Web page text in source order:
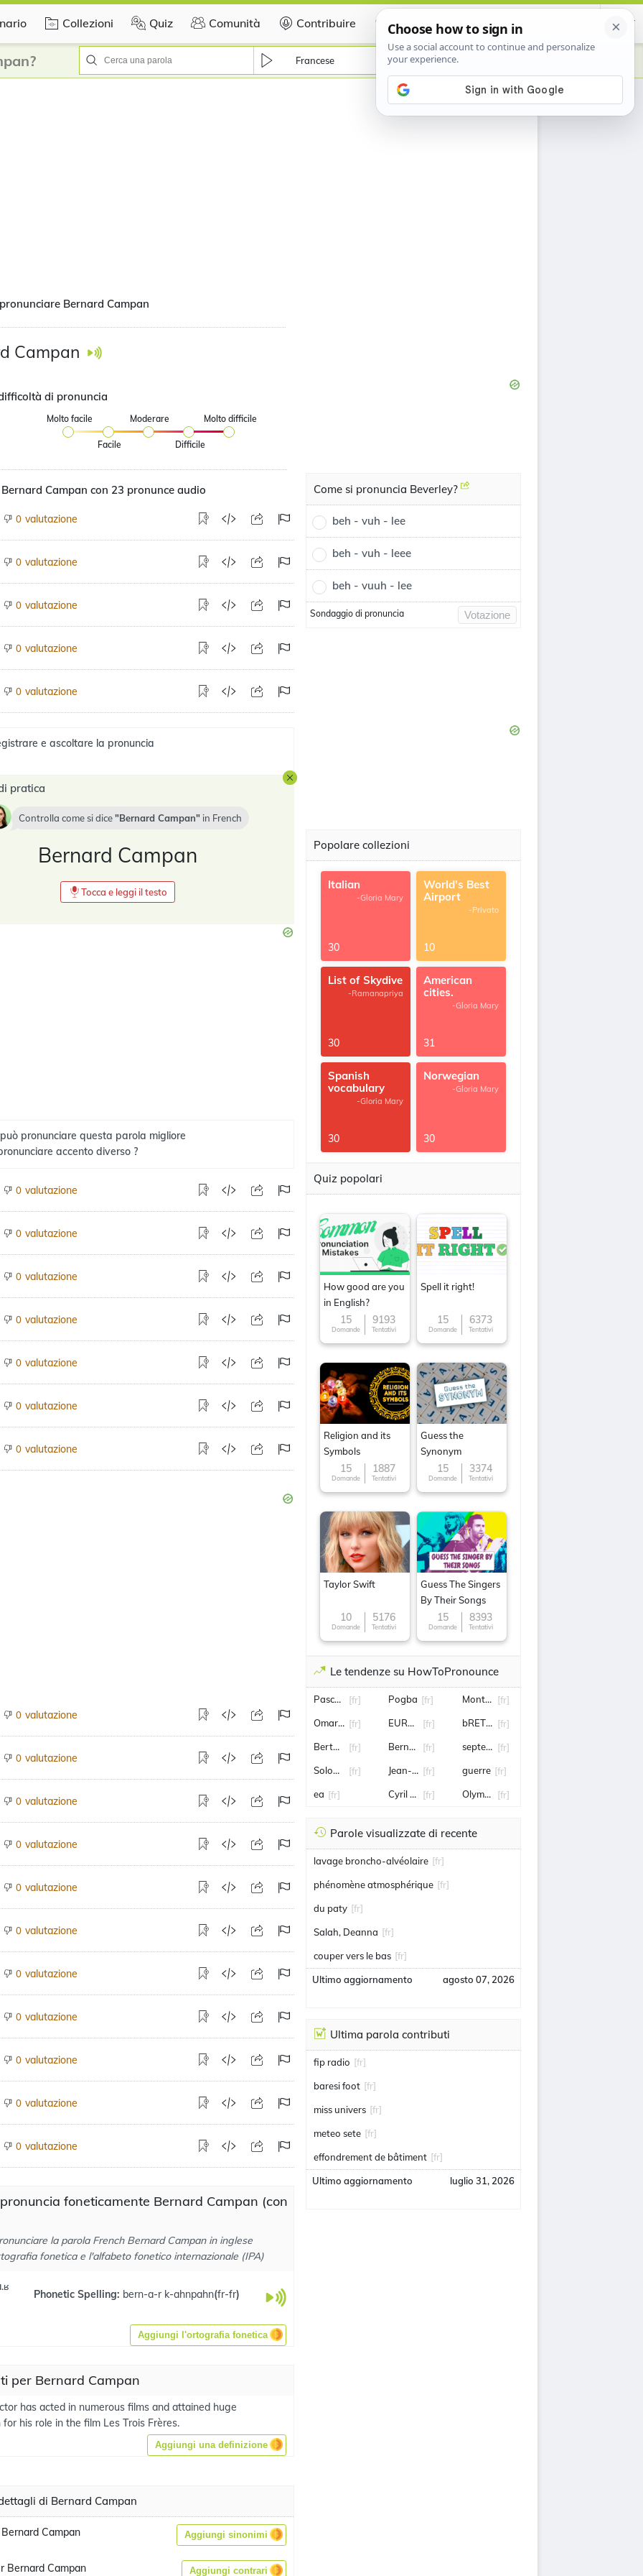
Collezioni Quiz Comunità Contribuire Certificate
Francese
Bernard Campan
Campan
di pronuncia
Molto facile
Facile
Moderare
Difficile
Molto difficile
Campan con 23 pronunce audio
0 valutazione
0 valutazione
0 valutazione
0 valutazione
0 valutazione
e ascoltare la pronuncia
pratica
Controlla come si dice Bernard Campan in French
Bernard Campan
Tocca e leggi il testo
pronunciare questa parola migliore
accento diverso ?
0 valutazione
0 valutazione
0 valutazione
0 valutazione
0 valutazione
0 valutazione
0 valutazione
0 valutazione
0 valutazione
0 valutazione
0 valutazione
0 valutazione
0 valutazione
0 valutazione
0 valutazione
0 valutazione
0 valutazione
0 valutazione
foneticamente Bernard Campan (con
la parola French Bernard Campan in inglese
fonetica e l'alfabeto fonetico internazionale (IPA)
Phonetic Spelling: bern-a-r k-ahnpahn(fr-fr)
Aggiungi l'ortografia fonetica
per Bernard Campan
has acted in numerous films and attained huge
his role in the film Les Trois Frères.
Aggiungi una definizione
di Bernard Campan
Campan Aggiungi sinonimi
Bernard Campan Aggiungi contrari
Come si pronuncia Beverley?
beh - vuh - lee
beh - vuh - leee
beh - vuuh - lee
Sondaggio di pronuncia Votazione
Popolare collezioni
Italian
-Gloria Mary
30
World's Best
Airport
-Privato
10
List of Skydive
-Ramanapriya
30
American
cities.
-Gloria Mary
31
Spanish
vocabulary
-Gloria Mary
30
Norwegian
-Gloria Mary
30
Quiz popolari
How good are you
in English?
15
Domande
9193
Tentativi
Spell it right!
15
Domande
6373
Tentativi
Religion and its
Symbols
15
Domande
1887
Tentativi
Guess the
Synonym
15
Domande
3374
Tentativi
Taylor Swift
10
Domande
5176
Tentativi
Guess The Singers
By Their Songs
15
Domande
8393
Tentativi
Le tendenze su HowToPronounce
Pascal Obispo
[fr]
Omar Sy[fr]
Bertuccio[fr]
Sologne [fr]
ea [fr]
Pogba [fr]
EUROSPORT
[fr]
Bernadette Chirac
[fr]
Jean-Clair Todibo
[fr]
Cyril Féraud
[fr]
Montargis
[fr]
bRETAGNE
[fr]
septembre
[fr]
guerre [fr]
Olympique Lyonnais
[fr]
Parole visualizzate di recente
lavage broncho-alvéolaire [fr]
phénomène atmosphérique [fr]
du paty [fr]
Salah, Deanna [fr]
couper vers le bas [fr]
Ultimo aggiornamento agosto 07, 2026
Ultima parola contributi
fip radio [fr]
baresi foot [fr]
miss univers [fr]
meteo sete [fr]
effondrement de bâtiment [fr]
Ultimo aggiornamento luglio 31, 2026